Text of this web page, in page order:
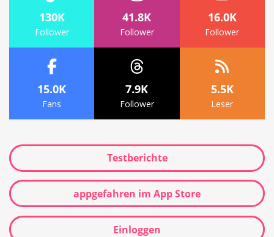
130K
Follower
41.8K
Follower
16.0K
Follower
15.0K
Fans
7.9K
Follower
5.5K
Leser
Testberichte
appgefahren im App Store
Einloggen